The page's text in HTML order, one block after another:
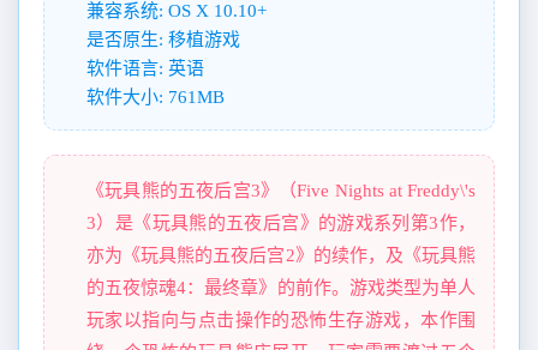
兼容系统: OS X 10.10+
是否原生: 移植游戏
软件语言: 英语
软件大小: 761MB
《玩具熊的五夜后宫3》（Five Nights at Freddy\'s
3）是《玩具熊的五夜后宫》的游戏系列第3作，
亦为《玩具熊的五夜后宫2》的续作，及《玩具熊
的五夜惊魂4：最终章》的前作。游戏类型为单人
玩家以指向与点击操作的恐怖生存游戏，本作围